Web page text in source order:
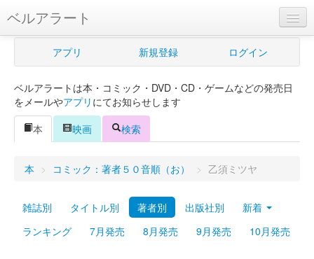
ベルアラート
ベルアラートとは
新規登録
ログイン
Myシェルフ
プレミアム
アプリ 新規登録 ログイン
ベルアラートは本・コミック・DVD・CD・ゲームなどの発売日
をメールやアプリ にてお知らせします
本
映画 検索
本 > コミック：著者５０音順（お） > 乙須ミツヤ
雑誌別 タイトル別 著者別 出版社別
新着
ランキング
7月発売 8月発売 9月発売 10月発売